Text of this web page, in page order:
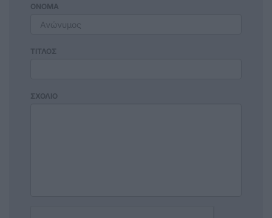
ΟΝΟΜΑ
ΤΙΤΛΟΣ
ΣΧΟΛΙΟ